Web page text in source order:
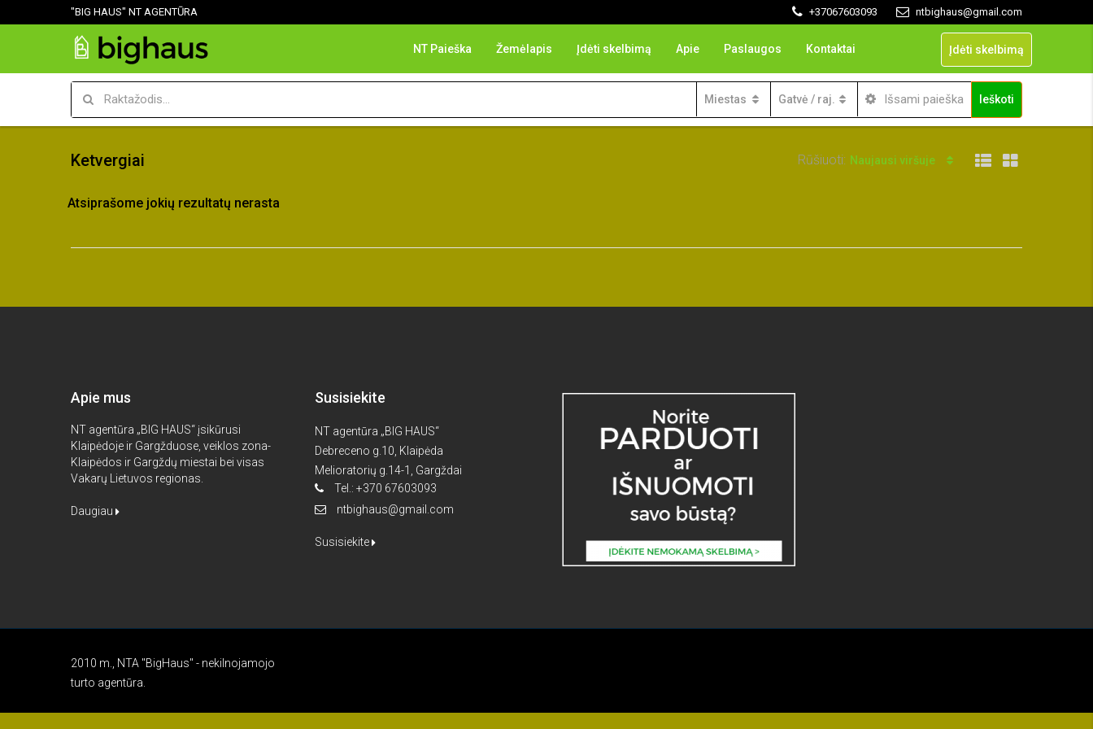
"BIG HAUS" NT AGENTŪRA +37067603093 ntbighaus@gmail.com
NT Paieška Žemėlapis Įdėti skelbimą Apie Paslaugos Kontaktai Įdėti skelbimą
Miestas Gatvė / raj. Išsami paieška Ieškoti
Ketvergiai Rūšiuoti: Naujausi viršuje
Atsiprašome jokių rezultatų nerasta
Apie mus
NT agentūra „BIG HAUS“ įsikūrusi
Klaipėdoje ir Gargžduose, veiklos zona-
Klaipėdos ir Gargždų miestai bei visas
Vakarų Lietuvos regionas.
Daugiau
Susisiekite
NT agentūra „BIG HAUS“
Debreceno g.10, Klaipėda
Melioratorių g.14-1, Gargždai
Tel.: +370 67603093
ntbighaus@gmail.com
Susisiekite
2010 m., NTA "BigHaus" - nekilnojamojo
turto agentūra.